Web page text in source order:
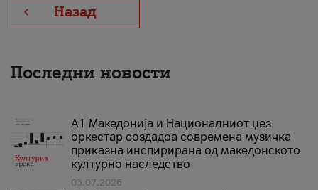
Назад
Последни новости
А1 Македонија и Националниот џез
оркестар создадоа современа музичка
приказна инспирирана од македонското
културно наследство
03.07.2026